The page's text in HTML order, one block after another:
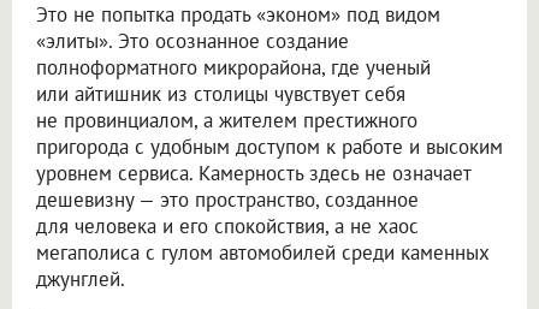
Это не попытка продать «эконом» под видом
«элиты». Это осознанное создание
полноформатного микрорайона, где ученый
или айтишник из столицы чувствует себя
не провинциалом, а жителем престижного
пригорода с удобным доступом к работе и высоким
уровнем сервиса. Камерность здесь не означает
дешевизну — это пространство, созданное
для человека и его спокойствия, а не хаос
мегаполиса с гулом автомобилей среди каменных
джунглей.